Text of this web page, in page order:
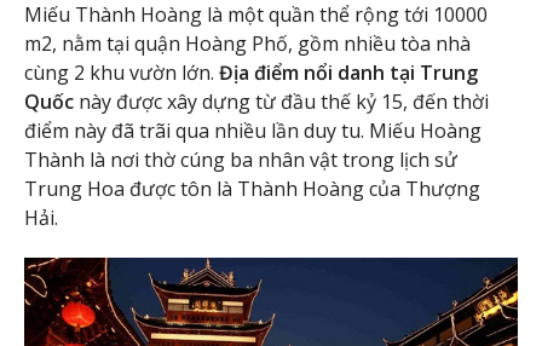
Miếu Thành Hoàng là một quần thể rộng tới 10000
m2, nằm tại quận Hoàng Phố, gồm nhiều tòa nhà
cùng 2 khu vườn lớn. Địa điểm nổi danh tại Trung
Quốc này được xây dựng từ đầu thế kỷ 15, đến thời
điểm này đã trãi qua nhiều lần duy tu. Miếu Hoàng
Thành là nơi thờ cúng ba nhân vật trong lịch sử
Trung Hoa được tôn là Thành Hoàng của Thượng
Hải.